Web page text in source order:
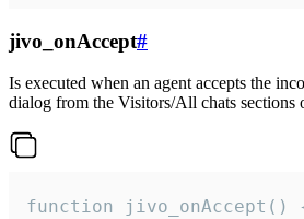
jivo_onAccept#
Is executed when an agent accepts the
dialog from the Visitors/All chats sections
function jivo_onAccept()